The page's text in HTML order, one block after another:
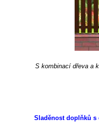
S kombinací dřeva a
Sladěnost doplňků s